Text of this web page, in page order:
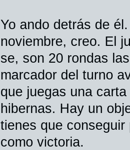
Yo ando detrás de
noviembre, creo. El
se, son 20 rondas
marcador del turno
que juegas una
hibernas. Hay un
tienes que
como victoria.